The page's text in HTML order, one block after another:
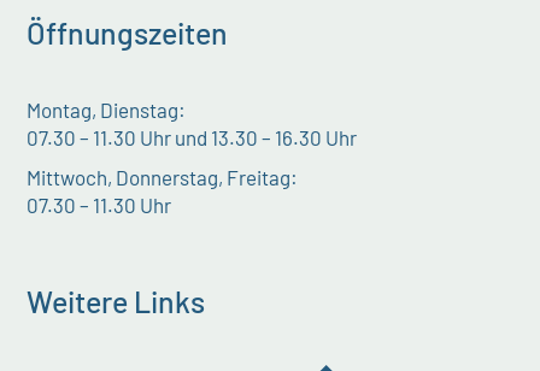
Öffnungszeiten
Montag, Dienstag:
07.30 – 11.30 Uhr und 13.30 – 16.30 Uhr
Mittwoch, Donnerstag, Freitag:
07.30 – 11.30 Uhr
Weitere Links